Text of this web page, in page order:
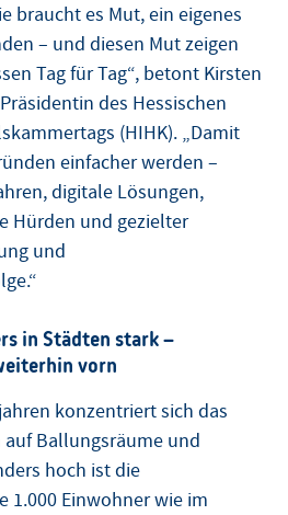
braucht es Mut, ein eigenes
– und diesen Mut zeigen
Tag für Tag“, betont Kirsten
des Hessischen
(HIHK). „Damit
einfacher werden –
digitale Lösungen,
Hürden und gezielter
und
in Städten stark –
vorn
konzentriert sich das
Ballungsräume und
hoch ist die
1.000 Einwohner wie im